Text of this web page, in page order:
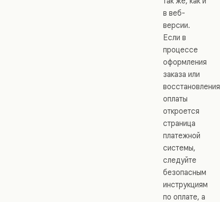
в веб-
версии.
Если в
процессе
оформления
заказа или
восстановления
оплаты
откроется
страница
платежной
системы,
следуйте
безопасным
инструкциям
по оплате, а